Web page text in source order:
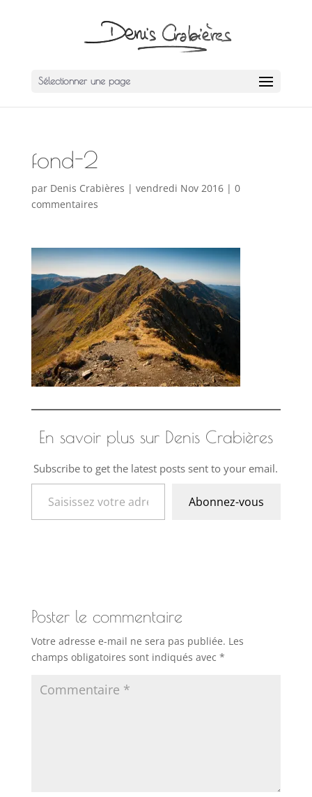
Sélectionner une page
fond-2
par Denis Crabières | vendredi Nov 2016| 0
commentaires
En savoir plus sur Denis Crabières
Subscribe to get the latest posts sent to your email.
Saisissez votre adresse e-mail…
Abonnez-vous
Poster le commentaire
Votre adresse e-mail ne sera pas publiée. Les
champs obligatoires sont indiqués avec *